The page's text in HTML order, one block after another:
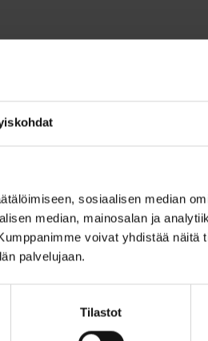
sosiaalisen median
median, mainosalan ja
voivat yhdistää näitä
palvelujaan.
Tilastot